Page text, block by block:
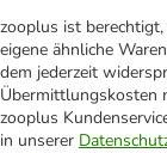
zooplus ist
eigene ähnliche
dem jederzeit
Übermittlungskosten
zooplus
in unserer